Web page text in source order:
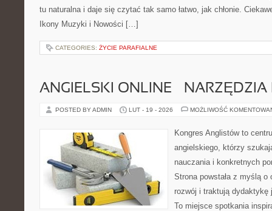
tu naturalna i daje się czytać tak samo łatwo, jak chłonie.
Ikony Muzyki i Nowości […]
CATEGORIES: ŻYCIE PARAFIALNE
ANGIELSKI ONLINE – NARZĘDZIA
POSTED BY ADMIN LUT - 19 - 2026 MOŻLIWOŚĆ
Kongres Anglistów to
angielskiego, którzy
nauczania i konkretnych
Strona powstała z myślą
rozwój i traktują
To miejsce spotkania